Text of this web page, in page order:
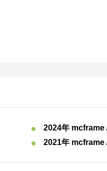
2024年 mcframe
2021年 mcframe